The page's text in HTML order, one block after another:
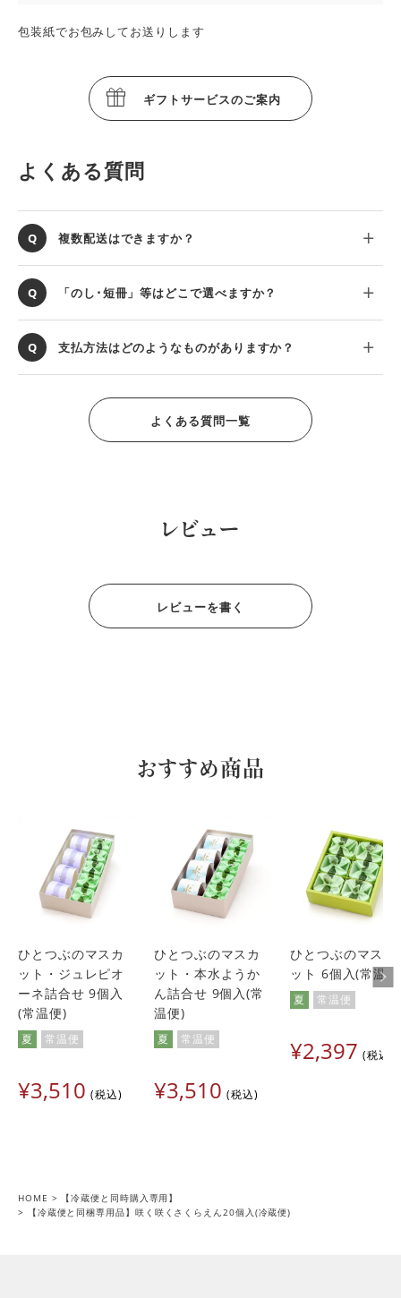
包装紙でお包みしてお送りします
ギフトサービスのご案内
よくある質問
複数配送はできますか？
「のし･短冊」等はどこで選べますか？
支払方法はどのようなものがありますか？
よくある質問一覧
レビュー
レビューを書く
おすすめ商品
ひとつぶのマスカ
ット・ジュレピオ
ーネ詰合せ 9個入
(常温便)
夏 常温便
¥3,510 税込
ひとつぶのマスカ
ット・本水ようか
ん詰合せ 9個入(常
温便)
夏 常温便
¥3,510 税込
ひとつぶのマスカ
ット 6個入(常温
夏 常温便
¥2,397 税込
HOME
【冷蔵便と同時購入専用】
【冷蔵便と同梱専用品】咲く咲くさくらえん20個入(冷蔵便)